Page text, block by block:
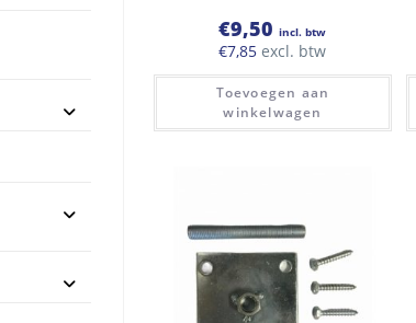
€9,50 incl. btw
€7,85 excl. btw
Toevoegen aan
winkelwagen